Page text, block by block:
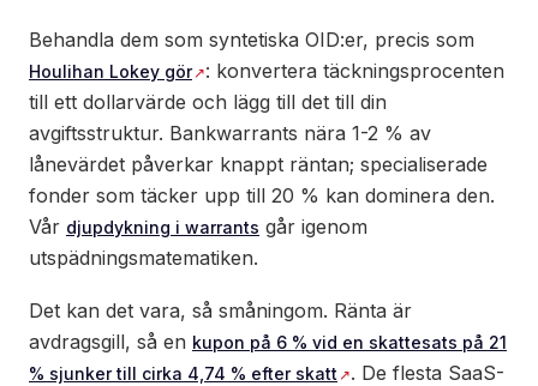
Behandla dem som syntetiska OID:er, precis som
Houlihan Lokey gör
: konvertera täckningsprocenten
till ett dollarvärde och lägg till det till din
avgiftsstruktur. Bankwarrants nära 1-2 % av
lånevärdet påverkar knappt räntan; specialiserade
fonder som täcker upp till 20 % kan dominera den.
Vår djupdykning i warrants går igenom
utspädningsmatematiken.
Det kan det vara, så småningom. Ränta är
avdragsgill, så en kupon på 6 % vid en skattesats på 21
% sjunker till cirka 4,74 % efter skatt
. De flesta SaaS-